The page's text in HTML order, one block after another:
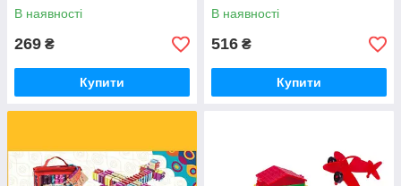
В наявності
269 ₴
Купити
В наявності
516 ₴
Купити